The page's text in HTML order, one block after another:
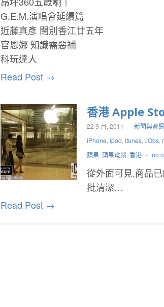
G.E.M.演唱會延續篇
近藤真彥 闊別香江廿五年
官恩娜 知識需惡補
科玩達人
Read Post →
香港 Apple
22 9 月, 2011 - 新聞與資訊
iPhone, ipod, itunes, JObs,
蘋果, 蘋果電腦, 香港 - no
從外面可見,商品
批清潔…
Read Post →